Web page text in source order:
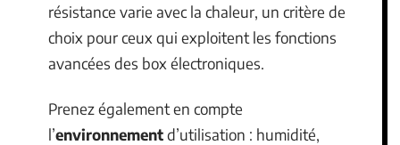
résistance varie avec la chaleur, un critère de
choix pour ceux qui exploitent les fonctions
avancées des box électroniques.
Prenez également en compte
l’environnementd’utilisation : humidité,